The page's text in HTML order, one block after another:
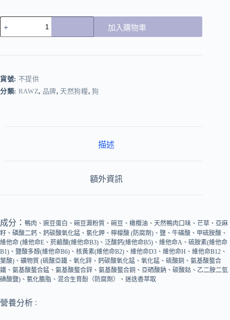
加入購物車
貨號: 不提供
分類: RAWZ, 品牌, 天然狗糧,狗
描述
額外資訊
成分： 鴨肉、豌豆蛋白、碗豆澱粉質、碗豆、橄欖油、天然鴨肉口味、芒草、亞麻
籽、磷酸二鈣、鈣碳酸氧化錳、氯化鉀、檸檬酸 (防腐劑) 、鹽、牛磺酸、甲硫胺酸、
維他命 (維他命E 、菸鹼酸(維他命B3) 、泛酸鈣(維他命B5) 、維他命A 、硫胺素(維他命
B1) 、鹽酸多醇(維他命B6) 、核黃素(維他命B2) 、維他命D3 、維他命H 、維他命B12 、
葉酸) 、礦物質 (硫酸亞鐵、氧化鋅、鈣碳酸氧化錳、氧化錳、硫酸銅、氨基酸螯合
鐵、氨基酸螯合錳、氨基酸螯合鋅、氨基酸螯合銅、亞硒酸鈉、碳酸鈷、乙二胺二氫
碘酸鹽) 、氯化膽脂、混合生育酚（防腐劑）、迷迭香萃取
營養分析 ：